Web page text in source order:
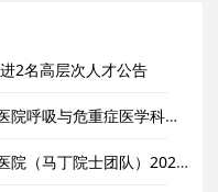
2名高层次人才公告
华中科技大学同济医学院附属协和医院呼吸与危重症医学科（金阳教授团队）2026年招聘专职研究人员启事
华中科技大学同济医学院附属同济医院（马丁院士团队）2026年招聘2名博士后启事